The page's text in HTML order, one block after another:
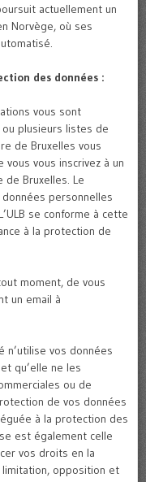
actuellement un
Norvège, où ses
des données :
vous sont
plusieurs listes de
de Bruxelles vous
vous inscrivez à un
de Bruxelles. Le
personnelles
se conforme à cette
à la protection de
moment, de vous
un email à
n’utilise vos données
qu’elle ne les
ou de
de vos données
à la protection des
est également celle
vos droits en la
limitation, opposition et